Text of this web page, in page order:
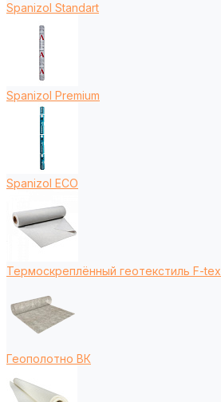
Spanizol Standart
Spanizol Premium
Spanizol ECO
Термоскреплённый геотекстиль F-tex
Геополотно ВК